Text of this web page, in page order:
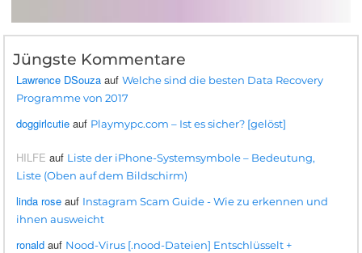
Jüngste Kommentare
Lawrence DSouza aufWelche sind die besten Data Recovery
Programme von 2017
doggirlcutie auf Playmypc.com – Ist es sicher? [gelöst]
HILFE auf Liste der iPhone-Systemsymbole – Bedeutung,
Liste (Oben auf dem Bildschirm)
linda rose auf Instagram Scam Guide - Wie zu erkennen und
ihnen ausweicht
ronald auf Nood-Virus [.nood-Dateien] Entschlüsselt +